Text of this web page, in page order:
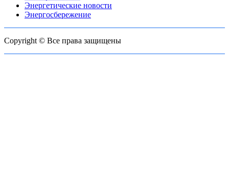
Энергетические новости
Энергосбережение
Copyright © Все права защищены